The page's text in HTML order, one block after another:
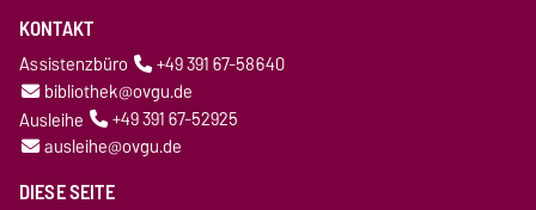
KONTAKT
Assistenzbüro
+49 391 67-58640
bibliothek@ovgu.de
Ausleihe
+49 391 67-52925
ausleihe@ovgu.de
DIESE SEITE